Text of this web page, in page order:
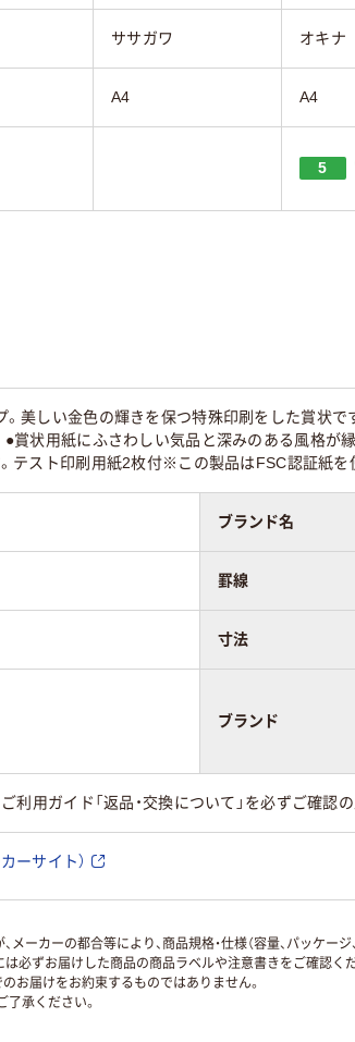
ササガワ オキナ
A4 A4
5
。美しい金色の輝きを保つ特殊印刷をした賞状
賞状用紙にふさわしい気品と深みのある風格が
テスト印刷用紙2枚付※この製品はFSC認証紙を
ブランド名
罫線
寸法
ブランド
ご利用ガイド「返品・交換について」を必ずご確認
ーサイト）
カーの都合等により、商品規格・仕様（容量、パッケー
必ずお届けした商品の商品ラベルや注意書きをご確認く
のお届けをお約束するものではありません。
承ください。